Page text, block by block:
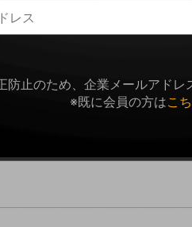
防止のため、企業メールアドレ
※既に会員の方はこ